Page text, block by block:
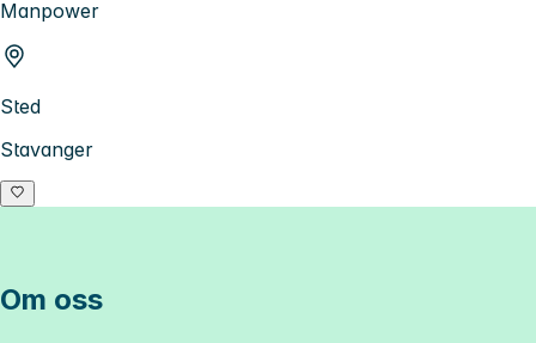
Manpower
Sted
Stavanger
Om oss